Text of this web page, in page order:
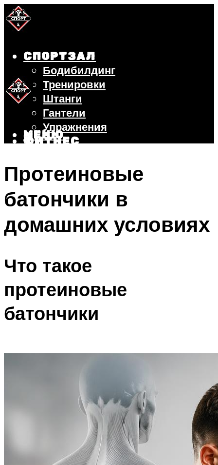
СПОРТЗАЛ
Бодибилдинг
Тренировки
Штанги
Гантели
Упражнения
ФИТНЕС
ВЕЛОСИПЕД
ПОХУДЕНИЕ
МЕНЮ
Протеиновые
батончики в
домашних условиях
Что такое
протеиновые
батончики